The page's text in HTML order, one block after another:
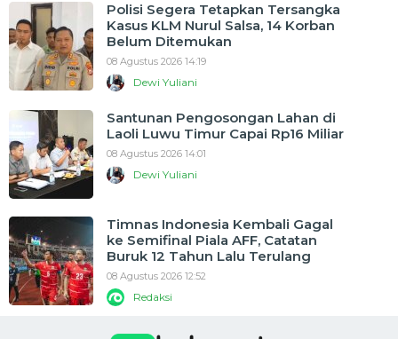
Polisi Segera Tetapkan Tersangka
Kasus KLM Nurul Salsa, 14 Korban
Belum Ditemukan
08 Agustus 2026 14:19
Dewi Yuliani
Santunan Pengosongan Lahan di
Laoli Luwu Timur Capai Rp16 Miliar
08 Agustus 2026 14:01
Dewi Yuliani
Timnas Indonesia Kembali Gagal
ke Semifinal Piala AFF, Catatan
Buruk 12 Tahun Lalu Terulang
08 Agustus 2026 12:52
Redaksi